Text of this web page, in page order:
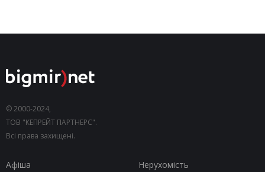
© 2000-2024,
ТОВ "КЕПРЕЙТ ПАРТНЕРС".
Всі права захищені.
Афіша
Нерухомість